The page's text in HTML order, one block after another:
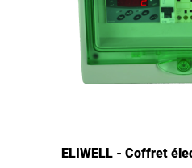
ELIWELL - Coffret